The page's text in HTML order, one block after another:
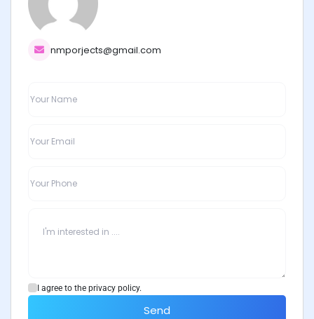
nmporjects@gmail.com
I agree to the privacy policy.
Send